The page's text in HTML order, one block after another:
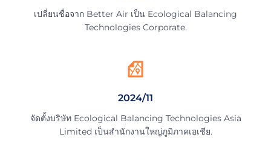
เปลี่ยนชื่อจาก Better Air เป็น Ecological Balancing
Technologies Corporate.
2024/11
จัดตั้งบริษัท Ecological Balancing Technologies Asia
Limited เป็นสำนักงานใหญ่ภูมิภาคเอเชีย.